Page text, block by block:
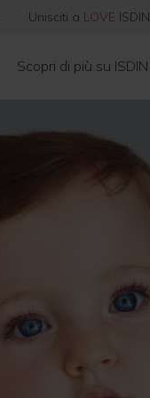
Unisciti a LOVE ISDIN
Scopri di più su ISDIN